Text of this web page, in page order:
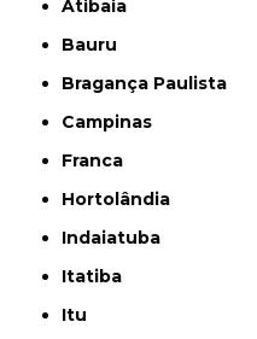
Atibaia
Bauru
Bragança Paulista
Campinas
Franca
Hortolândia
Indaiatuba
Itatiba
Itu